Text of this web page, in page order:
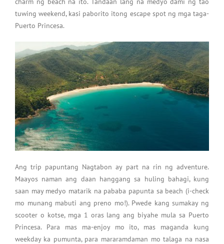
tuwing weekend, kasi paborito itong escape spot ng mga taga-
Puerto Princesa.
Ang trip papuntang Nagtabon ay part na rin ng adventure.
Maayos naman ang daan hanggang sa huling bahagi, kung
saan may medyo matarik na pababa papunta sa beach (i-check
mo munang mabuti ang preno mo!). Pwede kang sumakay ng
scooter o kotse, mga 1 oras lang ang biyahe mula sa Puerto
Princesa. Para mas ma-enjoy mo ito, mas maganda kung
weekday ka pumunta, para mararamdaman mo talaga na nasa